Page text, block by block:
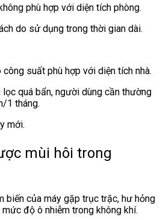
phù hợp với diện tích phòng.
do sử dụng trong thời gian dài.
suất phù hợp với diện tích nhà.
quá bẩn, người dùng cần thường
1 tháng.
mới.
mùi hôi trong
biến của máy gặp trục trặc, hư hỏng
độ ô nhiễm trong không khí.